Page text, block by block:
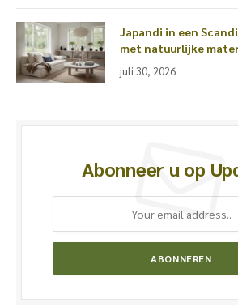
Japandi in een
met natuurlijke
juli 30, 2026
Abonneer u op